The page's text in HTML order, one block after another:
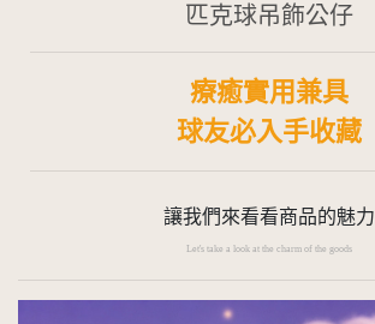
匹克球吊飾公仔
療癒實用兼具
球友必入手收藏
讓我們來看看商品的魅力
Let's take a look at the charm of the goods